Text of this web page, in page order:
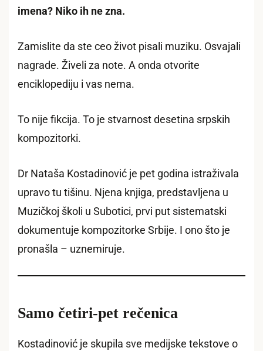
imena? Niko ih ne zna.
Zamislite da ste ceo život pisali muziku. Osvajali
nagrade. Živeli za note. A onda otvorite
enciklopediju i vas nema.
To nije fikcija. To je stvarnost desetina srpskih
kompozitorki.
Dr Nataša Kostadinović je pet godina istraživala
upravo tu tišinu. Njena knjiga, predstavljena u
Muzičkoj školi u Subotici, prvi put sistematski
dokumentuje kompozitorke Srbije. I ono što je
pronašla – uznemiruje.
Samo četiri-pet rečenica
Kostadinović je skupila sve medijske tekstove o